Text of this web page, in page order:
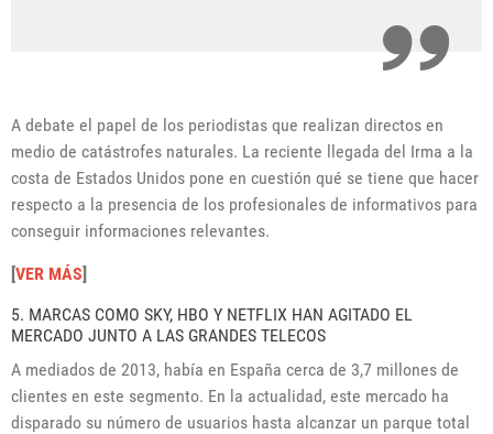
A debate el papel de los periodistas que realizan directos en
medio de catástrofes naturales. La reciente llegada del Irma a la
costa de Estados Unidos pone en cuestión qué se tiene que hacer
respecto a la presencia de los profesionales de informativos para
conseguir informaciones relevantes.
[VER MÁS]
5. MARCAS COMO SKY, HBO Y NETFLIX HAN AGITADO EL
MERCADO JUNTO A LAS GRANDES TELECOS
A mediados de 2013, había en España cerca de 3,7 millones de
clientes en este segmento. En la actualidad, este mercado ha
disparado su número de usuarios hasta alcanzar un parque total